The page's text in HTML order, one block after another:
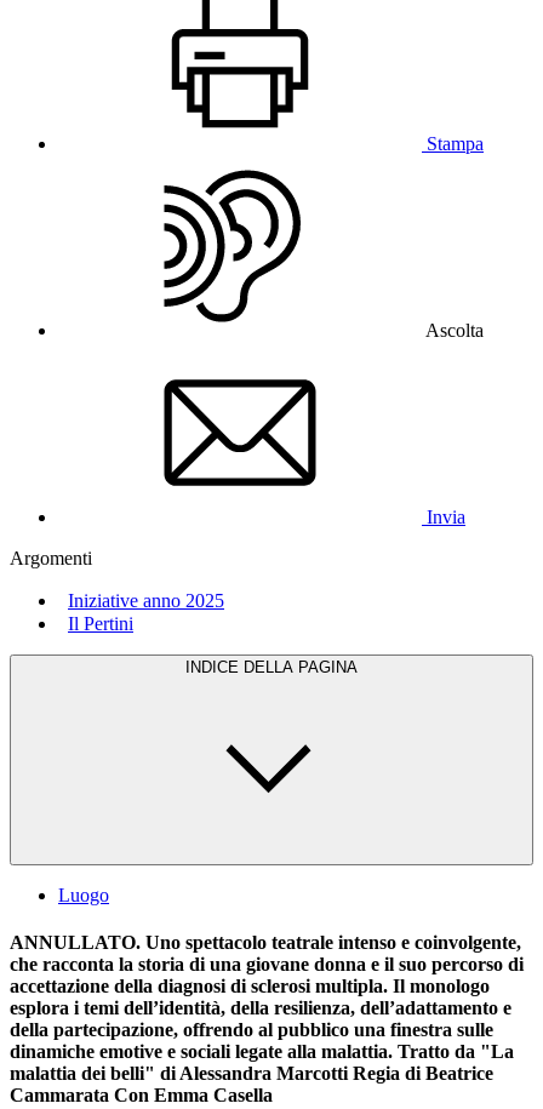
Stampa
Ascolta
Invia
Argomenti
Iniziative anno 2025
Il Pertini
INDICE DELLA PAGINA
Luogo
ANNULLATO. Uno spettacolo teatrale intenso e coinvolgente,
che racconta la storia di una giovane donna e il suo percorso di
accettazione della diagnosi di sclerosi multipla. Il monologo
esplora i temi dell’identità, della resilienza, dell’adattamento e
della partecipazione, offrendo al pubblico una finestra sulle
dinamiche emotive e sociali legate alla malattia. Tratto da "La
malattia dei belli" di Alessandra Marcotti Regia di Beatrice
Cammarata Con Emma Casella